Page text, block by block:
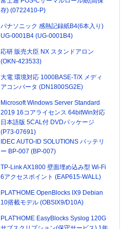
存) (0722410-P)
パナソニック 感熱記録紙B4(6本入り)
UG-0001B4 (UG-0001B4)
応研 販売大臣 NX スタンドアロン
(OKN-423533)
大電 環境対応 1000BASE-T/X メディ
アコンバータ (DN1800SG2E)
Microsoft Windows Server Standard
2019 16コアライセンス 64bitWin対応
日本語版 5CAL付 DVDパッケージ
(P73-07691)
IDEC AUTO-ID SOLUTIONS バッテリ
ー BP-007 (BP-007)
TP-Link AX1800 壁面埋め込み型 Wi-Fi
6アクセスポイント (EAP615-WALL)
PLAT'HOME OpenBlocks IX9 Debian
10搭載モデル (OBSIX9/D10A)
PLAT'HOME EasyBlocks Syslog 120G